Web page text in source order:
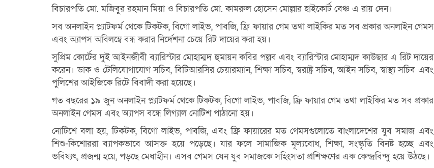
বিচারপতি মো. মজিবুর রহমান মিয়া ও বিচারপতি মো. কামরুল হোসেন মোল্লার হাইকোর্ট বেঞ্চ এ রায় দেন।
সব অনলাইন প্ল্যাটফর্ম থেকে টিকটক, বিগো লাইভ, পাবজি, ফ্রি ফায়ার গেম তথা লাইকির মত সব প্রকার অনলাইন গেমস
এবং অ্যাপস অবিলম্বে বন্ধ করার নির্দেশনা চেয়ে রিট দায়ের করা হয়।
সুপ্রিম কোর্টের দুই আইনজীবী ব্যারিস্টার মোহাম্মদ হুমায়ন কবির পল্লব এবং ব্যারিস্টার মোহাম্মদ কাউছার এ রিট দায়ের
করেন। ডাক ও টেলিযোগাযোগ সচিব, বিটিআরসির চেয়ারম্যান, শিক্ষা সচিব, স্বরাষ্ট্র সচিব, আইন সচিব, স্বাস্থ্য সচিব এবং
পুলিশের আইজিকে রিটে বিবাদী করা হয়েছে।
গত বছরের ১৯ জুন অনলাইন প্ল্যাটফর্ম থেকে টিকটক, বিগো লাইভ, পাবজি, ফ্রি ফায়ার গেম তথা লাইকির মত সব প্রকার
অনলাইন গেমস এবং অ্যাপস বন্ধে লিগ্যাল নোটিশ পাঠানো হয়।
নোটিশে বলা হয়, টিকটক, বিগো লাইভ, পাবজি, এবং ফ্রি ফায়ারের মত গেমসগুলোতে বাংলাদেশের যুব সমাজ এবং
শিশু-কিশোররা ব্যাপকভাবে আসক্ত হয়ে পড়েছে। যার ফলে সামাজিক মূল্যবোধ, শিক্ষা, সংস্কৃতি বিনষ্ট হচ্ছে এবং
ভবিষ্যৎ, প্রজন্ম হয়ে, পড়ছে মেধাহীন। এসব গেমস যেন যুব সমাজকে সহিংসতা প্রশিক্ষণের এক কেন্দ্রবিন্দু হয়ে উঠছে।